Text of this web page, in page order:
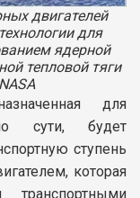
двигателей
для
ядерной
тепловой тяги
для
сути, будет
ступень
которая